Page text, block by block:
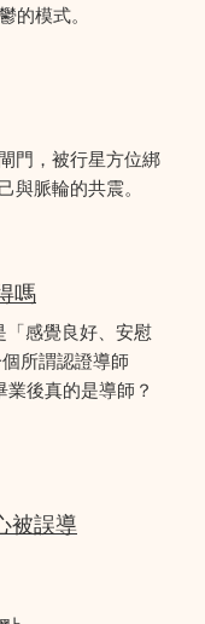
的模式。
門，被行星方位綁
與脈輪的共震。
嗎
「感覺良好、安慰
所謂認證導師
後真的是導師？
被誤導